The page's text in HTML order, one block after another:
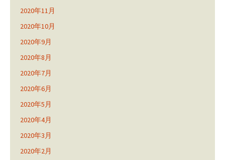
2020年11月
2020年10月
2020年9月
2020年8月
2020年7月
2020年6月
2020年5月
2020年4月
2020年3月
2020年2月